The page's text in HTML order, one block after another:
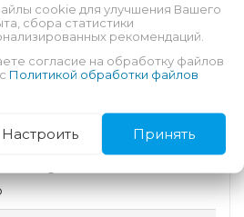
2025
Есть
cookie для улучшения Вашего
сбора статистики
рекомендаций.
согласие на обработку файлов
Политикой обработки файлов
Настроить Принять